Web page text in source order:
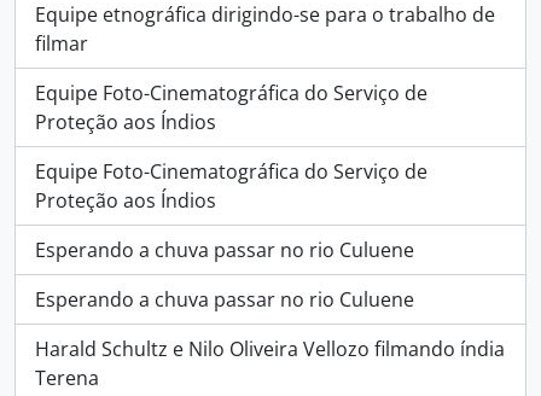
Equipe etnográfica dirigindo-se para o trabalho de
filmar
Equipe Foto-Cinematográfica do Serviço de
Proteção aos Índios
Equipe Foto-Cinematográfica do Serviço de
Proteção aos Índios
Esperando a chuva passar no rio Culuene
Esperando a chuva passar no rio Culuene
Harald Schultz e Nilo Oliveira Vellozo filmando índia
Terena